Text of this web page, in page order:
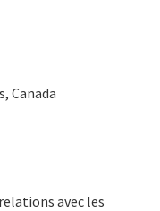
Canada
avec les